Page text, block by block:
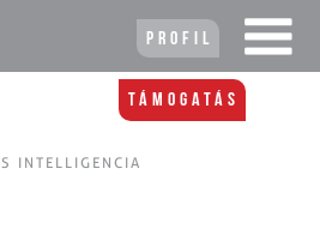
Profil
Támogatás
INTELLIGENCIA